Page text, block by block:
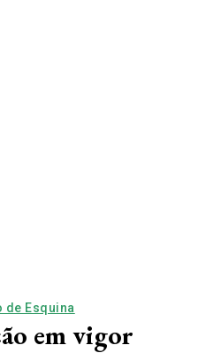
de Esquina
em vigor